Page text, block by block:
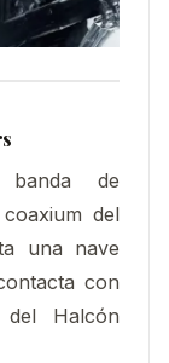
de
del
una nave
con
del Halcón